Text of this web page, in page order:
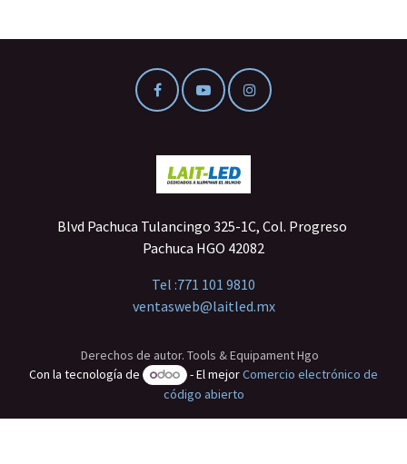
Blvd Pachuca Tulancingo 325-1C, Col. Progreso
Pachuca HGO 42082
Tel :771 101 9810
ventasweb@laitled.mx
Derechos de autor. Tools & Equipament Hgo
Con la tecnología de
- El mejorComercio electrónico de
código abierto